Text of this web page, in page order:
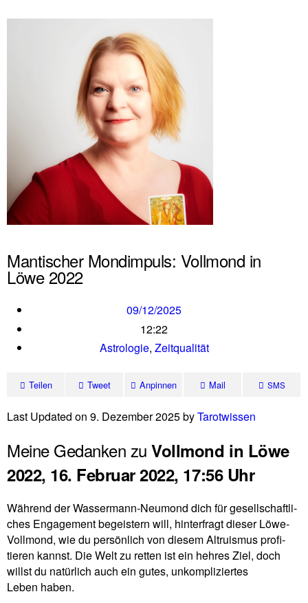
Mantischer Mondimpuls: Vollmond in
Löwe 2022
09/12/2025
12:22
Astrologie, Zeitqualität
Teilen Tweet Anpinnen Mail SMS
Last Updated on 9. Dezember 2025 byTarot­wissen
Meine Gedanken zuVollmond in Löwe
2022, 16. Februar 2022, 17:56 Uhr
Wäh­rend der Was­ser­mann-Neu­mond dich für gesell­schaft­li­
ches Enga­ge­ment begei­stern will, hin­ter­fragt dieser Löwe-
Voll­mond, wie du per­sön­lich von diesem Altru­ismus pro­fi­
tieren kannst. Die Welt zu retten ist ein hehres Ziel, doch
willst du natür­lich auch ein gutes, unkom­pli­ziertes
Leben haben.